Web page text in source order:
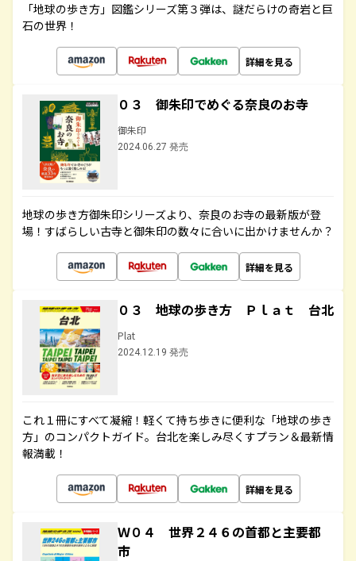
「地球の歩き方」図鑑シリーズ第３弾は、謎だらけの奇岩と巨
石の世界！
詳細を見る
０３ 御朱印でめぐる奈良のお寺
御朱印
2024.06.27 発売
地球の歩き方御朱印シリーズより、奈良のお寺の最新版が登
場！すばらしい古寺と御朱印の数々に合いに出かけませんか？
詳細を見る
０３ 地球の歩き方 Ｐｌａｔ 台北
Plat
2024.12.19 発売
これ１冊にすべて凝縮！軽くて持ち歩きに便利な「地球の歩き
方」のコンパクトガイド。台北を楽しみ尽くすプラン＆最新情
報満載！
詳細を見る
Ｗ０４ 世界２４６の首都と主要都
市